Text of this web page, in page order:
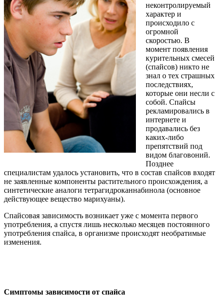
неконтролируемый
характер и
происходило с
огромной
скоростью. В
момент появления
курительных смесей
(спайсов) никто не
знал о тех страшных
последствиях,
которые они несли с
собой. Спайсы
рекламировались в
интернете и
продавались без
каких-либо
препятствий под
видом благовоний.
Позднее
специалистам удалось установить, что в состав спайсов входят
не заявленные компоненты растительного происхождения, а
синтетические аналоги тетрагидроканнабинола (основное
действующее вещество марихуаны).
Спайсовая зависимость возникает уже с момента первого
употребления, а спустя лишь несколько месяцев постоянного
употребления спайса, в организме происходят необратимые
изменения.
Симптомы зависимости от спайса